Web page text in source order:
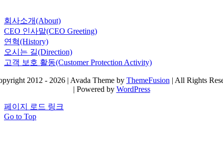
회사소개(About)
CEO 인사말(CEO Greeting)
연혁(History)
오시는 길(Direction)
고객 보호 활동(Customer Protection Activity)
2012 - 2026 | Avada Theme by ThemeFusion | All Rights
| Powered by WordPress
페이지 로드 링크
Go to Top